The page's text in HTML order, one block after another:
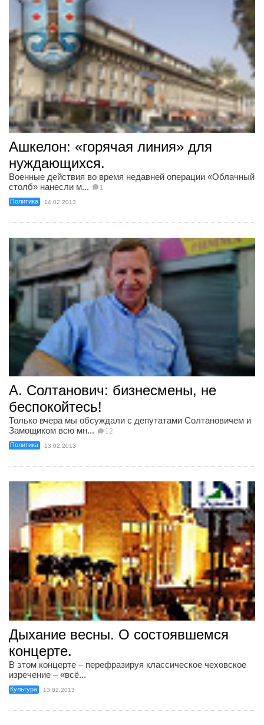
Ашкелон: «горячая линия» для
нуждающихся.
Военные действия во время недавней операции «Облачный
столб» нанесли м...
1
Политика 14.02.2013
А. Солтанович: бизнесмены, не
беспокойтесь!
Только вчера мы обсуждали с депутатами Солтановичем и
Замощиком всю мн...
12
Политика 13.02.2013
Дыхание весны. О состоявшемся
концерте.
В этом концерте – перефразируя классическое чеховское
изречение – «всё...
Культура 13.02.2013